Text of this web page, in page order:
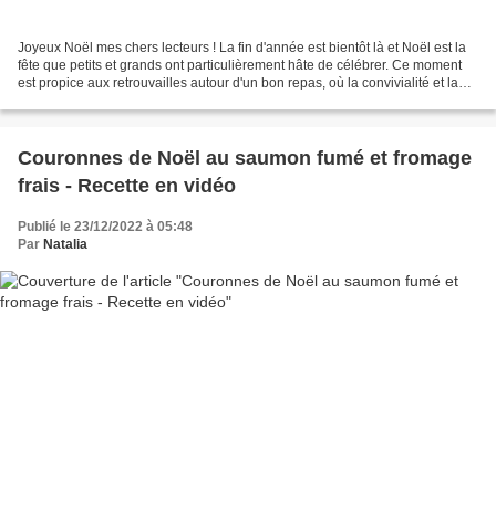
Joyeux Noël mes chers lecteurs ! La fin d'année est bientôt là et Noël est la
fête que petits et grands ont particulièrement hâte de célébrer. Ce moment
est propice aux retrouvailles autour d'un bon repas, où la convivialité et la
Couronnes de Noël au saumon fumé et fromage
frais - Recette en vidéo
Publié le 23/12/2022 à 05:48
Par Natalia